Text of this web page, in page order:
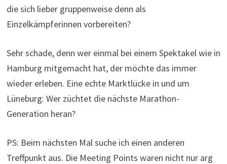
die sich lieber gruppenweise denn als
Einzelkämpferinnen vorbereiten?
Sehr schade, denn wer einmal bei einem Spektakel wie in
Hamburg mitgemacht hat, der möchte das immer
wieder erleben. Eine echte Marktlücke in und um
Lüneburg: Wer züchtet die nächste Marathon-
Generation heran?
PS: Beim nächsten Mal suche ich einen anderen
Treffpunkt aus. Die Meeting Points waren nicht nur arg